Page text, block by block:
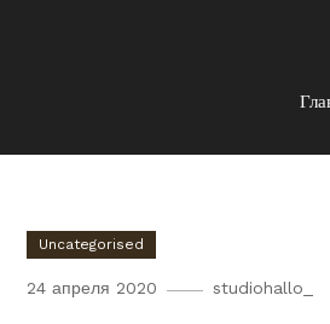
Uncategorised
24 апреля 2020 studiohallo_